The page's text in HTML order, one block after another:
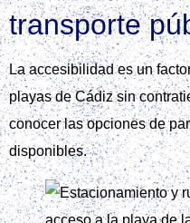
transporte
La accesibilidad es un
playas de Cádiz sin
conocer las opciones de
disponibles.